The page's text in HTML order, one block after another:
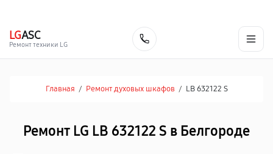
LGASC
Ремонт техники LG
Главная / Ремонт духовых шкафов / LB 632122 S
Ремонт LG LB 632122 S в Белгороде